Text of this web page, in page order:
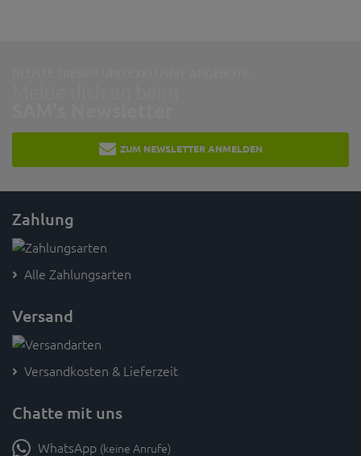
ZUM NEWSLETTER ANMELDEN
Zahlung
Alle Zahlungsarten
Versand
Versandkosten & Lieferzeit
Chatte mit uns
WhatsApp (keine Anrufe)